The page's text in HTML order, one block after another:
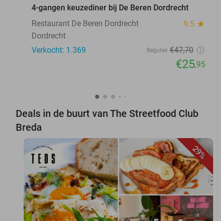
4-gangen keuzediner bij De Beren Dordrecht
Restaurant De Beren Dordrecht
9.5 star
Dordrecht
Verkocht: 1.369
Regulier €47,70
€25,95
Deals in de buurt van The Streetfood Club
Breda
29%